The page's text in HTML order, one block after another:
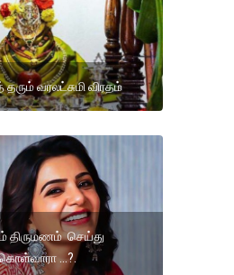
வரலட்சுமி விரதம்
திருமணம் செய்து
...?.